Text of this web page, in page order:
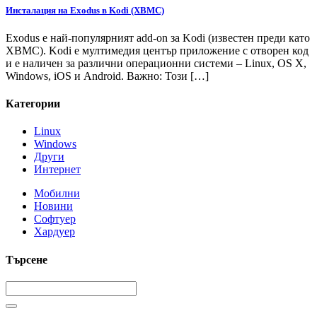
Инсталация на Exodus в Kodi (XBMC)
Exodus е най-популярният add-on за Kodi (известен преди като
XBMC). Kodi е мултимедия център приложение с отворен код
и е наличен за различни операционни системи – Linux, OS X,
Windows, iOS и Android. Важно: Този […]
Категории
Linux
Windows
Други
Интернет
Мобилни
Новини
Софтуер
Хардуер
Търсене